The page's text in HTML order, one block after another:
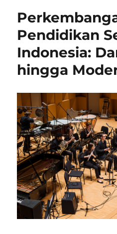
Pendidikan
Indonesia:
hingga